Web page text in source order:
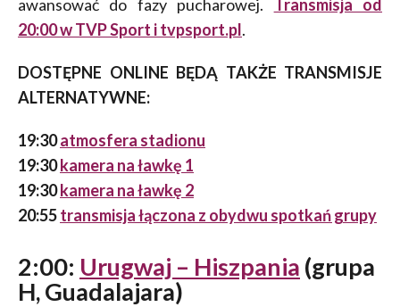
awansować do fazy pucharowej.
Transmisja od
20:00 w TVP Sport i tvpsport.pl.
DOSTĘPNE ONLINE BĘDĄ TAKŻE TRANSMISJE
ALTERNATYWNE:
19:30atmosfera stadionu
19:30kamera na ławkę 1
19:30kamera na ławkę 2
20:55transmisja łączona z obydwu spotkań grupy
2:00: Urugwaj – Hiszpania (grupa
H, Guadalajara)